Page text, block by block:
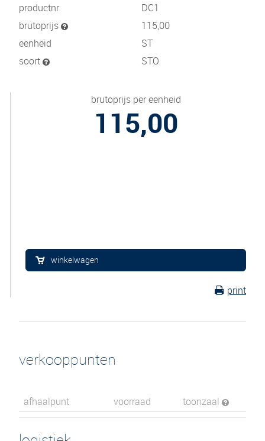
productnr
DC1
brutoprijs
115,00
eenheid
ST
soort
STO
brutoprijs per eenheid
115,00
winkelwagen
print
verkooppunten
afhaalpunt voorraad toonzaal